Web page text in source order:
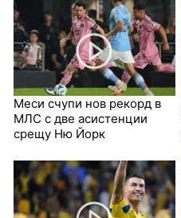
Меси счупи нов рекорд в
МЛС с две асистенции
срещу Ню Йорк